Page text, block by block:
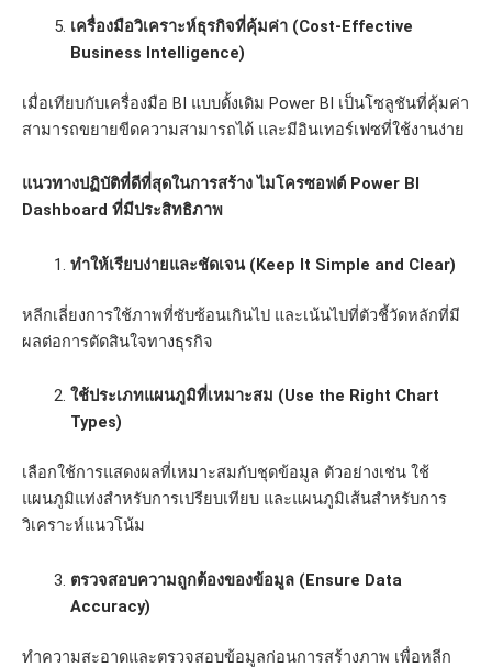
เครื่องมือวิเคราะห์ธุรกิจที่คุ้มค่า (Cost-Effective
Business Intelligence)
เมื่อเทียบกับเครื่องมือ BI แบบดั้งเดิม Power BI เป็นโซลูชันที่คุ้มค่า
สามารถขยายขีดความสามารถได้ และมีอินเทอร์เฟซที่ใช้งานง่าย
แนวทางปฏิบัติที่ดีที่สุดในการสร้างไมโครซอฟต์ Power BI
Dashboard ที่มีประสิทธิภาพ
ทำให้เรียบง่ายและชัดเจน (Keep It Simple and Clear)
หลีกเลี่ยงการใช้ภาพที่ซับซ้อนเกินไป และเน้นไปที่ตัวชี้วัดหลักที่มี
ผลต่อการตัดสินใจทางธุรกิจ
ใช้ประเภทแผนภูมิที่เหมาะสม (Use the Right Chart
Types)
เลือกใช้การแสดงผลที่เหมาะสมกับชุดข้อมูล ตัวอย่างเช่น ใช้
แผนภูมิแท่งสำหรับการเปรียบเทียบ และแผนภูมิเส้นสำหรับการ
วิเคราะห์แนวโน้ม
ตรวจสอบความถูกต้องของข้อมูล (Ensure Data
Accuracy)
ทำความสะอาดและตรวจสอบข้อมูลก่อนการสร้างภาพ เพื่อหลีก